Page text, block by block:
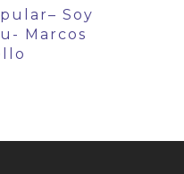
Soy
Marcos